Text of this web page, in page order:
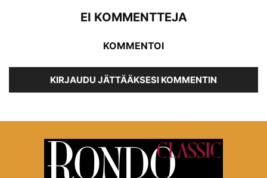
EI KOMMENTTEJA
KOMMENTOI
KIRJAUDU JÄTTÄÄKSESI KOMMENTIN